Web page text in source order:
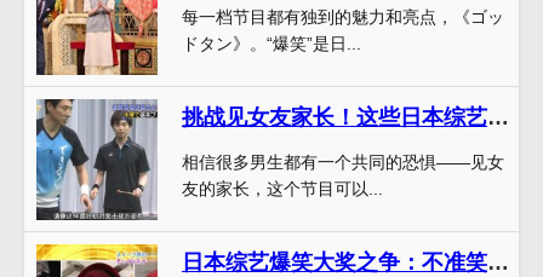
每一档节目都有独到的魅力和亮点，《ゴッ
ドタン》。“爆笑”是日...
挑战见女友家长！这些日本综艺节目能否帮你顺利过关？
相信很多男生都有一个共同的恐惧——见女
友的家长，这个节目可以...
日本综艺爆笑大奖之争：不准笑之图书馆有机会赢得冠军？